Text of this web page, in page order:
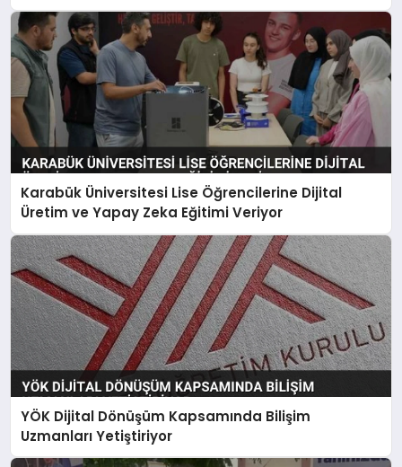
Karabük Üniversitesi Lise Öğrencilerine Dijital
Üretim ve Yapay Zeka Eğitimi Veriyor
YÖK Dijital Dönüşüm Kapsamında Bilişim
Uzmanları Yetiştiriyor